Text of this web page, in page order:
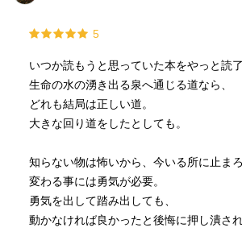
5
いつか読もうと思っていた本をやっと読了
生命の水の湧き出る泉へ通じる道なら、
どれも結局は正しい道。
大きな回り道をしたとしても。
知らない物は怖いから、今いる所に止まろ
変わる事には勇気が必要。
勇気を出して踏み出しても、
動かなければ良かったと後悔に押し潰され